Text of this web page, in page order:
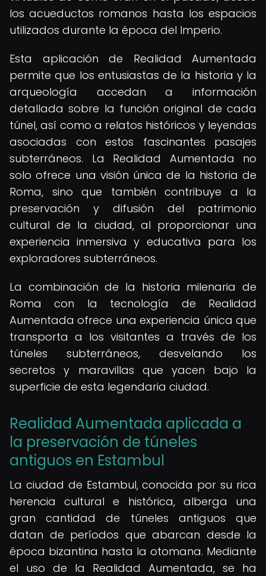
los acueductos romanos hasta los espacios
utilizados durante la época del Imperio.
Esta aplicación de Realidad Aumentada
permite que los entusiastas de la historia y la
arqueología accedan a información
detallada sobre la función original de cada
túnel, así como a relatos históricos y leyendas
asociadas con estos fascinantes pasajes
subterráneos. La Realidad Aumentada no
solo ofrece una visión única de la historia de
Roma, sino que también contribuye a la
preservación y difusión del patrimonio
cultural de la ciudad, al proporcionar una
experiencia inmersiva y educativa para los
exploradores subterráneos.
La combinación de la historia milenaria de
Roma con la tecnología de Realidad
Aumentada ofrece una experiencia única que
transporta a los visitantes a través de los
túneles subterráneos, desvelando los
secretos y maravillas que yacen bajo la
superficie de esta legendaria ciudad.
Realidad Aumentada aplicada a
la preservación de túneles
antiguos en Estambul
La ciudad de Estambul, conocida por su rica
herencia cultural e histórica, alberga una
gran cantidad de túneles antiguos que
datan de períodos que abarcan desde la
época bizantina hasta la otomana. Mediante
el uso de la Realidad Aumentada, se ha